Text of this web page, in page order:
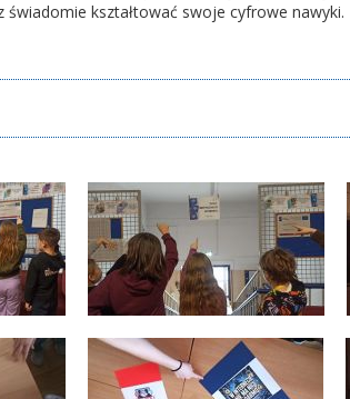
kształtować swoje cyfrowe nawyki.